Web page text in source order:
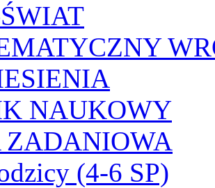
NAUKOWY
(4-6 SP)